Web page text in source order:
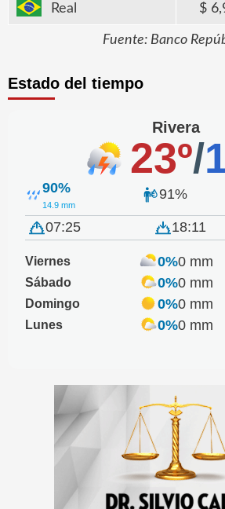
Real
Fuente: Banco
Estado del tiempo
Rivera
23º/
90%
14.9 mm
91%
07:25 18:11
Viernes 0%0 mm
Sábado
0%0 mm
Domingo
0%0 mm
Lunes
0%0 mm